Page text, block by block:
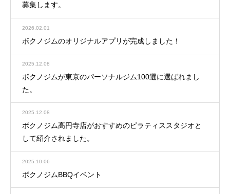
募集します。
2026.02.01
ボクノジムのオリジナルアプリが完成しました！
2025.12.08
ボクノジムが東京のパーソナルジム100選に選ばれまし
た。
2025.12.08
ボクノジム高円寺店がおすすめのピラティススタジオと
して紹介されました。
2025.10.06
ボクノジムBBQイベント